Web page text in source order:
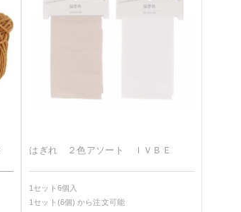
はぎれ ２色アソート ＩＶＢＥ
1セット6個入
1セット(6個)から注文可能